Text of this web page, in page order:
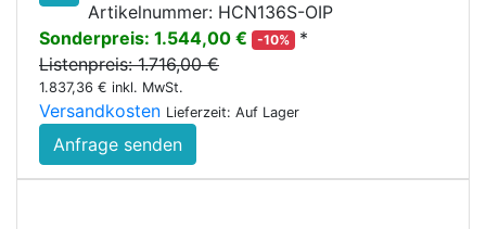
Artikelnummer: HCN136S-OIP
Sonderpreis: 1.544,00 €
-10%
*
Listenpreis: 1.716,00 €
1.837,36 € inkl. MwSt.
Versandkosten Lieferzeit: Auf Lager
Anfrage senden